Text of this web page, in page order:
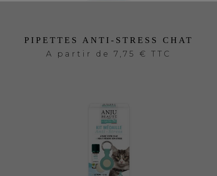
PIPETTES ANTI-STRESS CHAT
A partir de 7,75 € TTC